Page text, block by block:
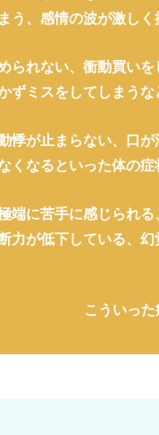
う、感情の波が激し
られない、衝動買い
ずミスをしてしまう
悸が止まらない、口
くなるといった体の
端に苦手に感じられ
力が低下している、
こういった